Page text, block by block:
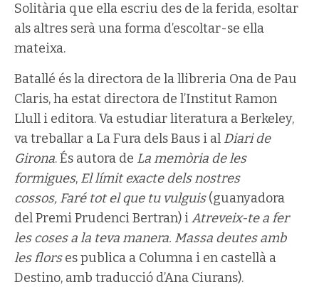
Solitària que ella escriu des de la ferida, esoltar
als altres serà una forma d’escoltar-se ella
mateixa.
Batallé és la directora de la llibreria Ona de Pau
Claris, ha estat directora de l’Institut Ramon
Llull i editora. Va estudiar literatura a Berkeley,
va treballar a La Fura dels Baus i al Diari de
Girona. És autora de La memòria de les
formigues, El límit exacte dels nostres
cossos, Faré tot el que tu vulguis(guanyadora
del Premi Prudenci Bertran) iAtreveix-te a fer
les coses a la teva manera. Massa deutes amb
les florses publica a Columna i en castellà a
Destino, amb traducció d’Ana Ciurans).